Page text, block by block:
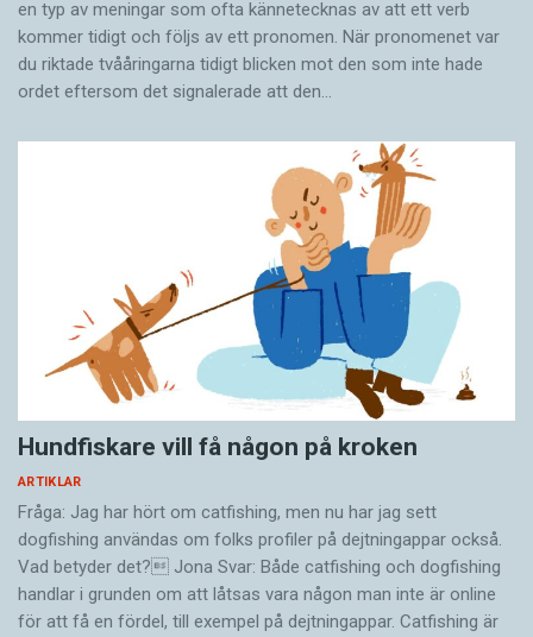
en typ av meningar som ofta kännetecknas av att ett verb
kommer tidigt och följs av ett pronomen. När pronomenet var
du riktade tvååringarna tidigt blicken mot den som inte hade
ordet eftersom det ­signalerade att den…
Hundfiskare vill få någon på kroken
ARTIKLAR
Fråga: Jag har hört om catfishing, men nu har jag sett
dogfishing användas om folks profiler på dejtningappar också.
Vad betyder det? Jona Svar: Både catfishing och dogfishing
handlar i grunden om att låtsas vara någon man inte är online
för att få en fördel, till exempel på dejtningappar. Catfishing är